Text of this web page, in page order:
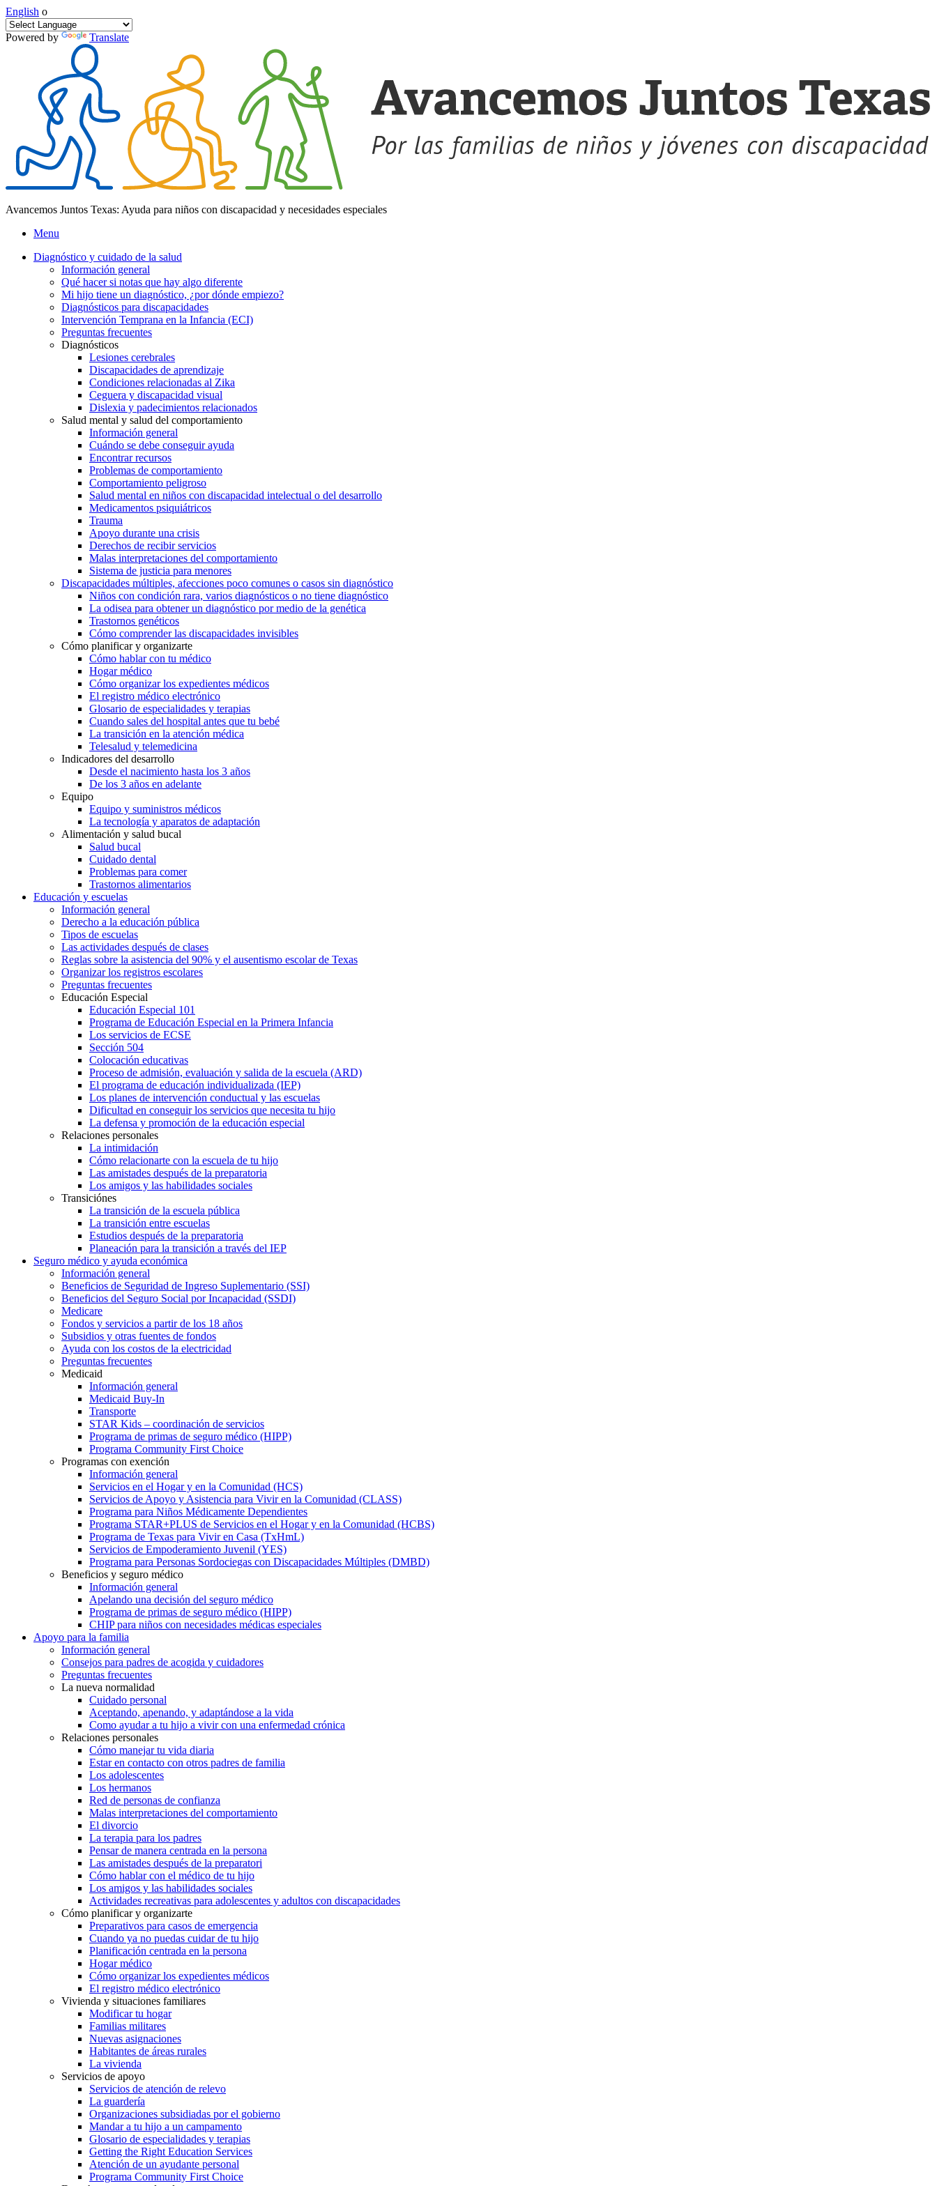
English o
Powered by Translate
Avancemos Juntos Texas: Ayuda para niños con discapacidad y necesidades especiales
Menu
Diagnóstico y cuidado de la salud
Información general
Qué hacer si notas que hay algo diferente
Mi hijo tiene un diagnóstico, ¿por dónde empiezo?
Diagnósticos para discapacidades
Intervención Temprana en la Infancia (ECI)
Preguntas frecuentes
Diagnósticos
Lesiones cerebrales
Discapacidades de aprendizaje
Condiciones relacionadas al Zika
Ceguera y discapacidad visual
Dislexia y padecimientos relacionados
Salud mental y salud del comportamiento
Información general
Cuándo se debe conseguir ayuda
Encontrar recursos
Problemas de comportamiento
Comportamiento peligroso
Salud mental en niños con discapacidad intelectual o del desarrollo
Medicamentos psiquiátricos
Trauma
Apoyo durante una crisis
Derechos de recibir servicios
Malas interpretaciones del comportamiento
Sistema de justicia para menores
Discapacidades múltiples, afecciones poco comunes o casos sin diagnóstico
Niños con condición rara, varios diagnósticos o no tiene diagnóstico
La odisea para obtener un diagnóstico por medio de la genética
Trastornos genéticos
Cómo comprender las discapacidades invisibles
Cómo planificar y organizarte
Cómo hablar con tu médico
Hogar médico
Cómo organizar los expedientes médicos
El registro médico electrónico
Glosario de especialidades y terapias
Cuando sales del hospital antes que tu bebé
La transición en la atención médica
Telesalud y telemedicina
Indicadores del desarrollo
Desde el nacimiento hasta los 3 años
De los 3 años en adelante
Equipo
Equipo y suministros médicos
La tecnología y aparatos de adaptación
Alimentación y salud bucal
Salud bucal
Cuidado dental
Problemas para comer
Trastornos alimentarios
Educación y escuelas
Información general
Derecho a la educación pública
Tipos de escuelas
Las actividades después de clases
Reglas sobre la asistencia del 90% y el ausentismo escolar de Texas
Organizar los registros escolares
Preguntas frecuentes
Educación Especial
Educación Especial 101
Programa de Educación Especial en la Primera Infancia
Los servicios de ECSE
Sección 504
Colocación educativas
Proceso de admisión, evaluación y salida de la escuela (ARD)
El programa de educación individualizada (IEP)
Los planes de intervención conductual y las escuelas
Dificultad en conseguir los servicios que necesita tu hijo
La defensa y promoción de la educación especial
Relaciones personales
La intimidación
Cómo relacionarte con la escuela de tu hijo
Las amistades después de la preparatoria
Los amigos y las habilidades sociales
Transiciónes
La transición de la escuela pública
La transición entre escuelas
Estudios después de la preparatoria
Planeación para la transición a través del IEP
Seguro médico y ayuda económica
Información general
Beneficios de Seguridad de Ingreso Suplementario (SSI)
Beneficios del Seguro Social por Incapacidad (SSDI)
Medicare
Fondos y servicios a partir de los 18 años
Subsidios y otras fuentes de fondos
Ayuda con los costos de la electricidad
Preguntas frecuentes
Medicaid
Información general
Medicaid Buy-In
Transporte
STAR Kids – coordinación de servicios
Programa de primas de seguro médico (HIPP)
Programa Community First Choice
Programas con exención
Información general
Servicios en el Hogar y en la Comunidad (HCS)
Servicios de Apoyo y Asistencia para Vivir en la Comunidad (CLASS)
Programa para Niños Médicamente Dependientes
Programa STAR+PLUS de Servicios en el Hogar y en la Comunidad (HCBS)
Programa de Texas para Vivir en Casa (TxHmL)
Servicios de Empoderamiento Juvenil (YES)
Programa para Personas Sordociegas con Discapacidades Múltiples (DMBD)
Beneficios y seguro médico
Información general
Apelando una decisión del seguro médico
Programa de primas de seguro médico (HIPP)
CHIP para niños con necesidades médicas especiales
Apoyo para la familia
Información general
Consejos para padres de acogida y cuidadores
Preguntas frecuentes
La nueva normalidad
Cuidado personal
Aceptando, apenando, y adaptándose a la vida
Como ayudar a tu hijo a vivir con una enfermedad crónica
Relaciones personales
Cómo manejar tu vida diaria
Estar en contacto con otros padres de familia
Los adolescentes
Los hermanos
Red de personas de confianza
Malas interpretaciones del comportamiento
El divorcio
La terapia para los padres
Pensar de manera centrada en la persona
Las amistades después de la preparatori
Cómo hablar con el médico de tu hijo
Los amigos y las habilidades sociales
Actividades recreativas para adolescentes y adultos con discapacidades
Cómo planificar y organizarte
Preparativos para casos de emergencia
Cuando ya no puedas cuidar de tu hijo
Planificación centrada en la persona
Hogar médico
Cómo organizar los expedientes médicos
El registro médico electrónico
Vivienda y situaciones familiares
Modificar tu hogar
Familias militares
Nuevas asignaciones
Habitantes de áreas rurales
La vivienda
Servicios de apoyo
Servicios de atención de relevo
La guardería
Organizaciones subsidiadas por el gobierno
Mandar a tu hijo a un campamento
Glosario de especialidades y terapias
Getting the Right Education Services
Atención de un ayudante personal
Programa Community First Choice